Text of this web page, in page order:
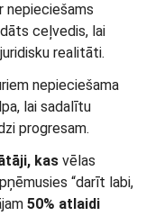
nepieciešams
ceļvedis, lai
realitāti.
nepieciešama
lai sadalītu
progresam.
kas vēlas
“darīt labi,
50% atlaidi